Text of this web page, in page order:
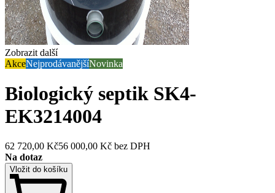
Zobrazit další
AkceNejprodávanějšíNovinka
Biologický septik SK4-
EK3214004
62 720,00 Kč56 000,00 Kč bez DPH
Na dotaz
Vložit do košíku